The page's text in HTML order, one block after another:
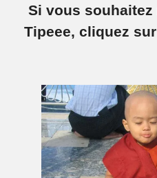
Si vous
Tipeee, cliquez